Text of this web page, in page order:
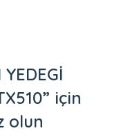
için
olun